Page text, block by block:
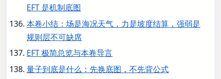
EFT 是机制底图
本卷小结：场是海况天气，力是坡度结算，强弱是
规则层不可缺席
EFT 极简总览与本卷导言
量子到底是什么：先换底图，不先背公式